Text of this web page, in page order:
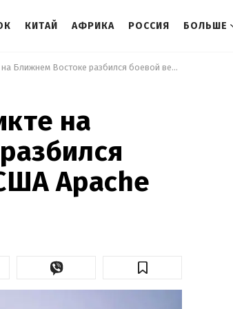
КИТАЙ АФРИКА РОССИЯ БОЛЬШЕ
Впервые в конфликте на Ближнем Востоке разбился боевой вертолет США Apache
на
Apache